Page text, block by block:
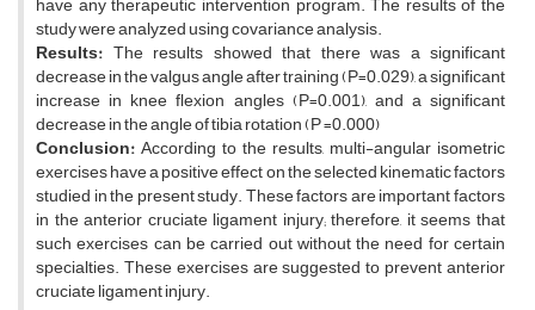
study were analyzed using covariance analysis.
Results: The results showed that there was a significant
decrease in the valgus angle after training (P=0.029), a significant
increase in knee flexion angles (P=0.001), and a significant
decrease in the angle of tibia rotation (P =0.000)
Conclusion:According to the results, multi-angular isometric
exercises have a positive effect on the selected kinematic factors
studied in the present study. These factors are important factors
in the anterior cruciate ligament injury; therefore, it seems that
such exercises can be carried out without the need for certain
specialties. These exercises are suggested to prevent anterior
cruciate ligament injury.